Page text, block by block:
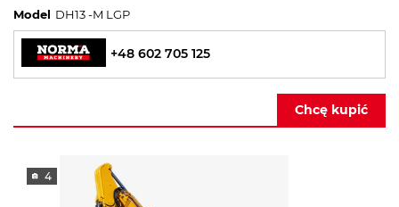
Model DH13 -M LGP
+48 602 705 125
Chcę kupić
4